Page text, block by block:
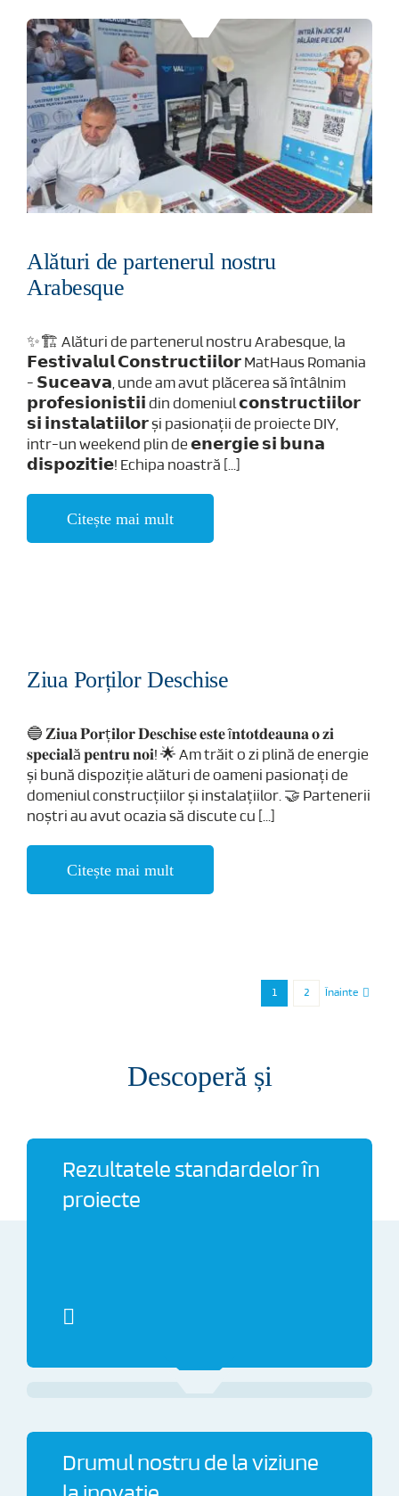
Alături de partenerul nostru
Arabesque
✨🏗️ Alături de partenerul nostru Arabesque, la
𝗙𝗲𝘀𝘁𝗶𝘃𝗮𝗹𝘂𝗹 𝗖𝗼𝗻𝘀𝘁𝗿𝘂𝗰𝘁𝗶𝗶𝗹𝗼𝗿 MatHaus Romania
- 𝗦𝘂𝗰𝗲𝗮𝘃𝗮, unde am avut plăcerea să întâlnim
𝗽𝗿𝗼𝗳𝗲𝘀𝗶𝗼𝗻𝗶𝘀𝘁𝗶𝗶 din domeniul 𝗰𝗼𝗻𝘀𝘁𝗿𝘂𝗰𝘁𝗶𝗶𝗹𝗼𝗿
𝘀𝗶 𝗶𝗻𝘀𝘁𝗮𝗹𝗮𝘁𝗶𝗶𝗹𝗼𝗿 și pasionații de proiecte DIY,
intr-un weekend plin de 𝗲𝗻𝗲𝗿𝗴𝗶𝗲 𝘀𝗶 𝗯𝘂𝗻𝗮
𝗱𝗶𝘀𝗽𝗼𝘇𝗶𝘁𝗶𝗲! Echipa noastră [...]
Citește mai mult
Ziua Porților Deschise
🔵 𝐙𝐢𝐮𝐚 𝐏𝐨𝐫ț𝐢𝐥𝐨𝐫 𝐃𝐞𝐬𝐜𝐡𝐢𝐬𝐞 𝐞𝐬𝐭𝐞 î𝐧𝐭𝐨𝐭𝐝𝐞𝐚𝐮𝐧𝐚 𝐨 𝐳𝐢
𝐬𝐩𝐞𝐜𝐢𝐚𝐥ă 𝐩𝐞𝐧𝐭𝐫𝐮 𝐧𝐨𝐢! 🌟 Am trăit o zi plină de energie
și bună dispoziție alături de oameni pasionați de
domeniul construcțiilor și instalațiilor. 🤝 Partenerii
noștri au avut ocazia să discute cu [...]
Citește mai mult
1 2 Înainte
Descoperă și
Rezultatele standardelor în
proiecte
Drumul nostru de la viziune